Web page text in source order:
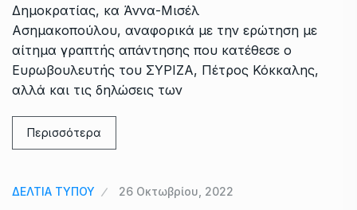
Δημοκρατίας, κα Άννα-Μισέλ
Ασημακοπούλου, αναφορικά με την ερώτηση με
αίτημα γραπτής απάντησης που κατέθεσε ο
Ευρωβουλευτής του ΣΥΡΙΖΑ, Πέτρος Κόκκαλης,
αλλά και τις δηλώσεις των
Περισσότερα
ΔΕΛΤΙΑ ΤΥΠΟΥ 26 Οκτωβρίου, 2022